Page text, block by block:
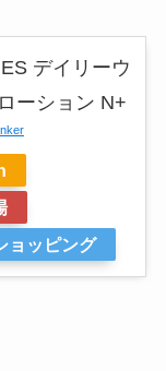
デイリーウ
ーション N+
ョッピング